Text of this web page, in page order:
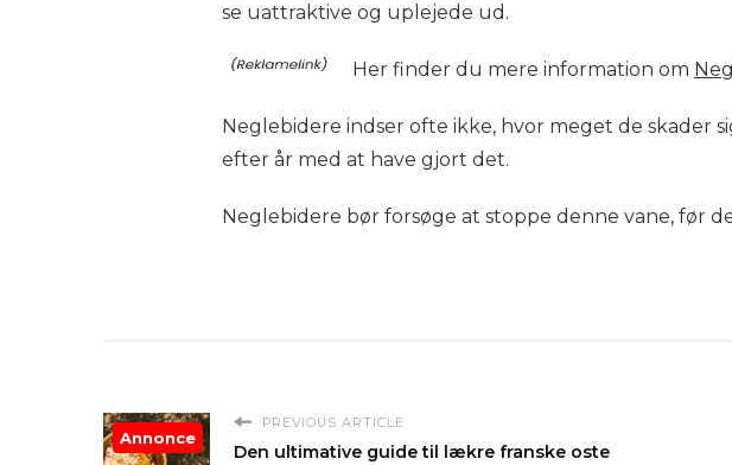
se uattraktive og uplejede ud.
Her finder du mere information om
Neglebidere indser ofte ikke, hvor meget de skader
efter år med at have gjort det.
Neglebidere bør forsøge at stoppe denne vane, før
PREVIOUS ARTICLE
Den ultimative guide til lækre franske oste
Annonce